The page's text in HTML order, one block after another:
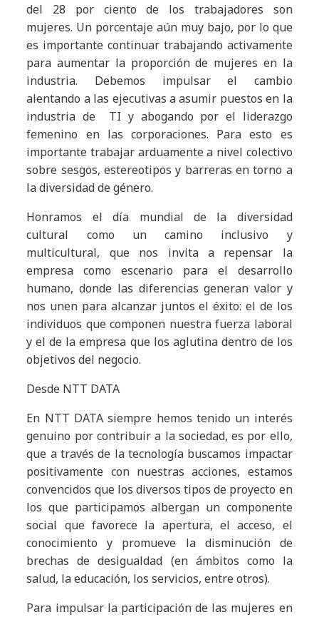
del 28 por ciento de los trabajadores son
mujeres. Un porcentaje aún muy bajo, por lo que
es importante continuar trabajando activamente
para aumentar la proporción de mujeres en la
industria. Debemos impulsar el cambio
alentando a las ejecutivas a asumir puestos en la
industria de TI y abogando por el liderazgo
femenino en las corporaciones. Para esto es
importante trabajar arduamente a nivel colectivo
sobre sesgos, estereotipos y barreras en torno a
la diversidad de género.
Honramos el día mundial de la diversidad
cultural como un camino inclusivo y
multicultural, que nos invita a repensar la
empresa como escenario para el desarrollo
humano, donde las diferencias generan valor y
nos unen para alcanzar juntos el éxito: el de los
individuos que componen nuestra fuerza laboral
y el de la empresa que los aglutina dentro de los
objetivos del negocio.
Desde NTT DATA
En NTT DATA siempre hemos tenido un interés
genuino por contribuir a la sociedad, es por ello,
que a través de la tecnología buscamos impactar
positivamente con nuestras acciones, estamos
convencidos que los diversos tipos de proyecto en
los que participamos albergan un componente
social que favorece la apertura, el acceso, el
conocimiento y promueve la disminución de
brechas de desigualdad (en ámbitos como la
salud, la educación, los servicios, entre otros).
Para impulsar la participación de las mujeres en